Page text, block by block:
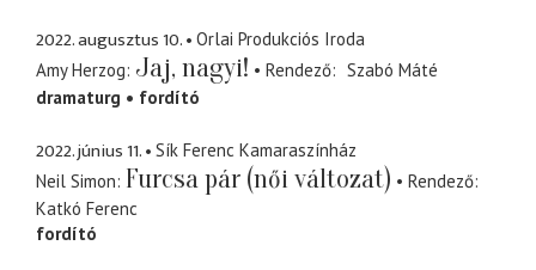
2022. augusztus 10.
Orlai Produkciós Iroda
Amy Herzog Jaj, nagyi! Rendező
Szabó Máté
dramaturg
fordító
2022. június 11.
Sík Ferenc Kamaraszínház
Neil Simon Furcsa pár (női változat)
Rendező
Katkó Ferenc
fordító